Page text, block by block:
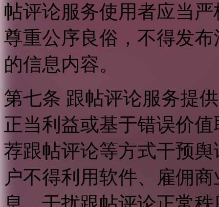
帖评论服务使用者应当
尊重公序良俗，不得发
的信息内容。
第七条 跟帖评论服务提
正当利益或基于错误价
荐跟帖评论等方式干预
户不得利用软件、雇佣